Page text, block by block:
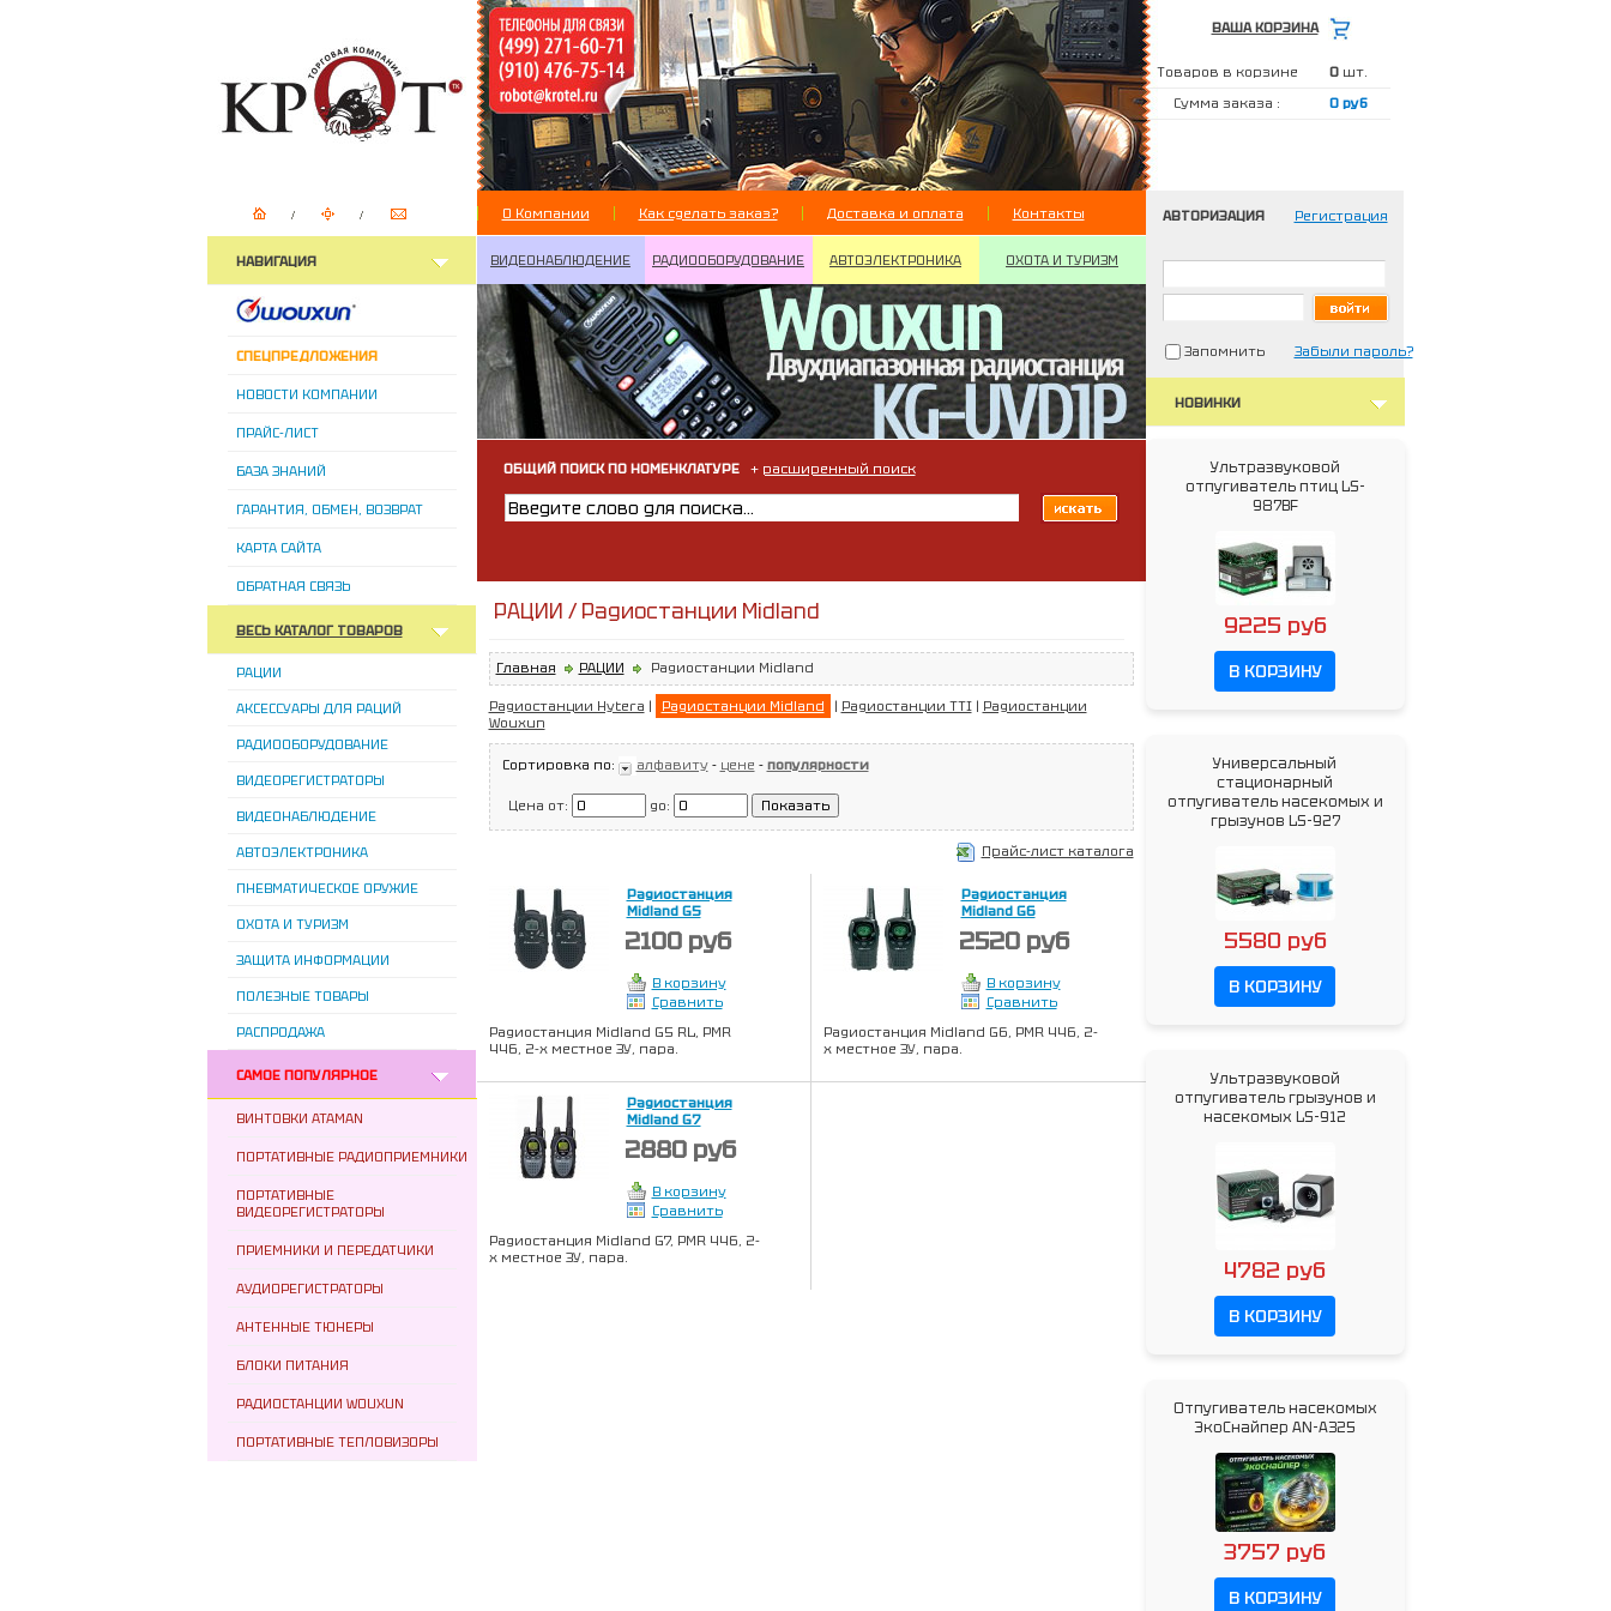
ВАША КОРЗИНА
Товаров в корзине 0 шт.
Сумма заказа :
0 руб
О Компании Как сделать заказ? Доставка и оплата Контакты
НАВИГАЦИЯ
СПЕЦПРЕДЛОЖЕНИЯ
НОВОСТИ КОМПАНИИ
ПРАЙС-ЛИСТ
БАЗА ЗНАНИЙ
ГАРАНТИЯ, ОБМЕН, ВОЗВРАТ
КАРТА САЙТА
ОБРАТНАЯ СВЯЗЬ
ВЕСЬ КАТАЛОГ ТОВАРОВ
РАЦИИ
АКСЕССУАРЫ ДЛЯ РАЦИЙ
РАДИООБОРУДОВАНИЕ
ВИДЕОРЕГИСТРАТОРЫ
ВИДЕОНАБЛЮДЕНИЕ
АВТОЭЛЕКТРОНИКА
ПНЕВМАТИЧЕСКОЕ ОРУЖИЕ
ОХОТА И ТУРИЗМ
ЗАЩИТА ИНФОРМАЦИИ
ПОЛЕЗНЫЕ ТОВАРЫ
РАСПРОДАЖА
САМОЕ ПОПУЛЯРНОЕ
ВИНТОВКИ ATAMAN
ПОРТАТИВНЫЕ РАДИОПРИЕМНИКИ
ПОРТАТИВНЫЕ
ВИДЕОРЕГИСТРАТОРЫ
ПРИЕМНИКИ И ПЕРЕДАТЧИКИ
АУДИОРЕГИСТРАТОРЫ
АНТЕННЫЕ ТЮНЕРЫ
БЛОКИ ПИТАНИЯ
РАДИОСТАНЦИИ WOUXUN
ПОРТАТИВНЫЕ ТЕПЛОВИЗОРЫ
ВИДЕОНАБЛЮДЕНИЕ РАДИООБОРУДОВАНИЕ АВТОЭЛЕКТРОНИКА ОХОТА И ТУРИЗМ
ОБЩИЙ ПОИСК ПО НОМЕНКЛАТУРЕ+ расширенный поиск
РАЦИИ / Радиостанции Midland
Главная РАЦИИ Радиостанции Midland
Радиостанции Hytera | Радиостанции Midland | Радиостанции TTI| Радиостанции
Wouxun
Сортировка по: алфавиту- цене - популярности
Цена от: до:
Прайс-лист каталога
Радиостанция
Midland G5
2100 руб
В корзину
Сравнить
Радиостанция Midland G5 RL, PMR
446, 2-х местное ЗУ, пара.
Радиостанция
Midland G6
2520 руб
В корзину
Сравнить
Радиостанция Midland G6, PMR 446, 2-
х местное ЗУ, пара.
Радиостанция
Midland G7
2880 руб
В корзину
Сравнить
Радиостанция Midland G7, PMR 446, 2-
х местное ЗУ, пара.
АВТОРИЗАЦИЯ Регистрация
Запомнить Забыли пароль?
НОВИНКИ
Ультразвуковой
отпугиватель птиц LS-
987BF
9225 руб
В КОРЗИНУ
Универсальный
стационарный
отпугиватель насекомых и
грызунов LS-927
5580 руб
В КОРЗИНУ
Ультразвуковой
отпугиватель грызунов и
насекомых LS-912
4782 руб
В КОРЗИНУ
Отпугиватель насекомых
ЭкоСнайпер AN-A325
3757 руб
В КОРЗИНУ